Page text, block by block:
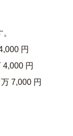
円
円
7,000 円